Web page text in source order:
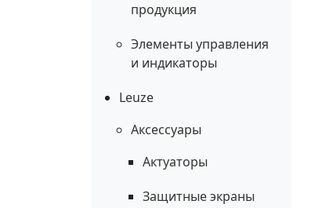
продукция
Элементы управления
и индикаторы
Leuze
Аксессуары
Актуаторы
Защитные экраны